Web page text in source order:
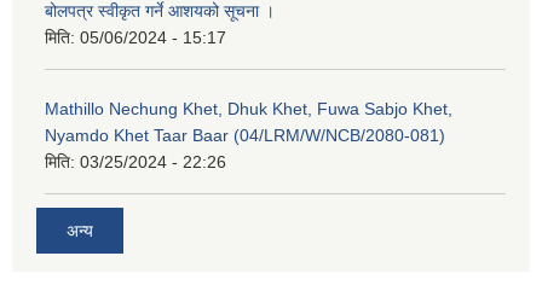
बोलपत्र स्वीकृत गर्ने आशयको सूचना ।
मिति: 05/06/2024 - 15:17
Mathillo Nechung Khet, Dhuk Khet, Fuwa Sabjo Khet,
Nyamdo Khet Taar Baar (04/LRM/W/NCB/2080-081)
मिति: 03/25/2024 - 22:26
अन्य